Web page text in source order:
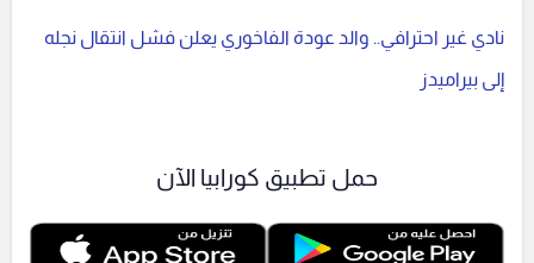
نادي غير احترافي.. والد عودة الفاخوري يعلن فشل انتقال نجله
إلى بيراميدز
حمل تطبيق كورابيا الآن